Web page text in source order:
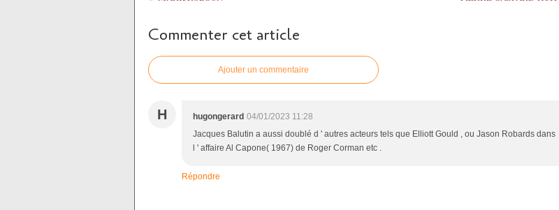
Commenter cet article
Ajouter un commentaire
H hugongerard 04/01/2023 11:28
Jacques Balutin a aussi doublé d ' autres acteurs tels que Elliott Gould , ou Jason Robards dans
l ' affaire Al Capone( 1967) de Roger Corman etc .
Répondre